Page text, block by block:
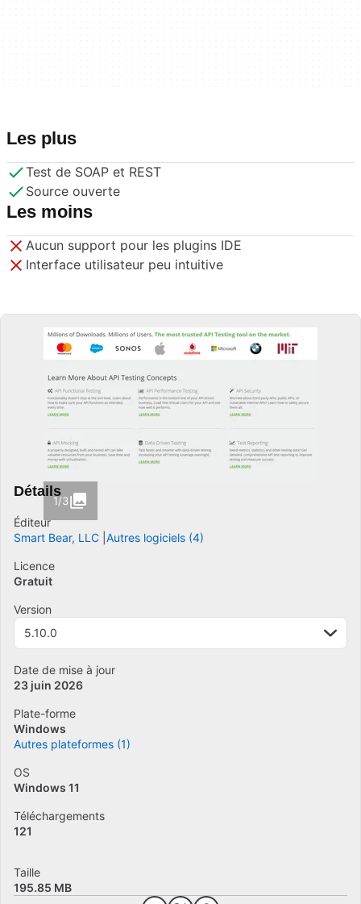
Les plus
Test de SOAP et REST
Source ouverte
Les moins
Aucun support pour les plugins IDE
Interface utilisateur peu intuitive
1/3
Détails
Éditeur
Smart Bear, LLC Autres logiciels (4)
Licence
Gratuit
Version
5.10.0
Date de mise à jour
23 juin 2026
Plate-forme
Windows
Autres plateformes (1)
OS
Windows 11
Téléchargements
121
Taille
195.85 MB